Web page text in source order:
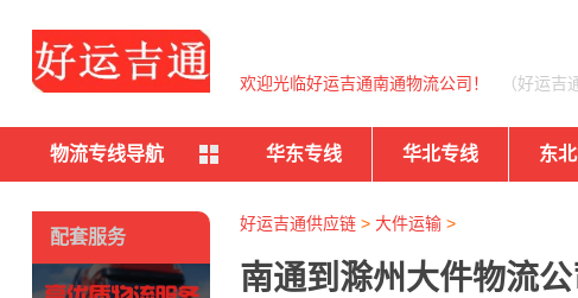
欢迎光临好运吉通南通物流公司！ （好运吉
物流专线导航 华东专线 华北专线 东
好运吉通供应链> 大件运输>
南通到滁州大件物流
配套服务